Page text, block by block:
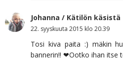
Johanna / Kätilön käsistä
22. syyskuuta 2015 klo 20.39
Tosi kiva paita :) mäkin
bannerin!! ❤Ootko ihan itse